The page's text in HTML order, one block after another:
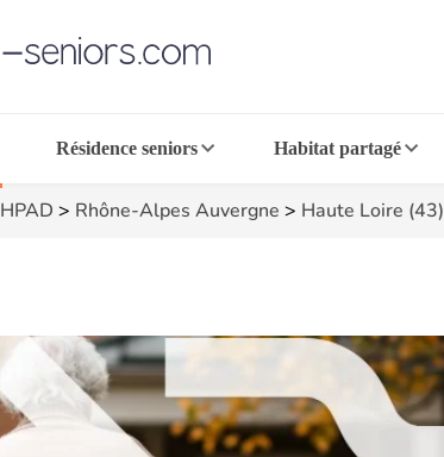
Résidence seniors Habitat partagé
> Rhône-Alpes Auvergne > Haute Loire (43)